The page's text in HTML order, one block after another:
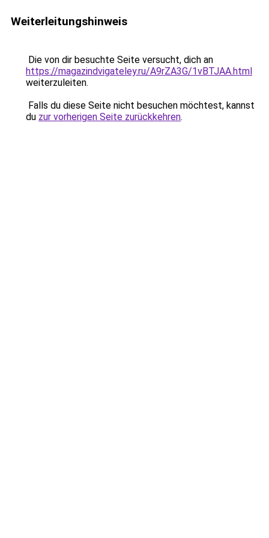
Weiterleitungshinweis
Die von dir besuchte Seite versucht, dich an
https://magazindvigateley.ru/A9rZA3G/1vBTJAA.html
weiterzuleiten.
Falls du diese Seite nicht besuchen möchtest, kannst
du zur vorherigen Seite zurückkehren.